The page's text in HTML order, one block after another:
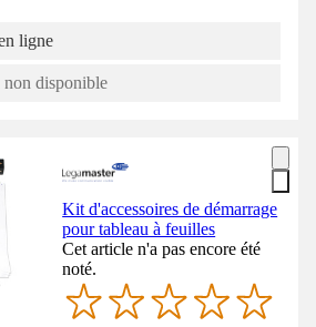
ligne
non disponible
Kit d'accessoires de démarrage
pour tableau à feuilles
Cet article n'a pas encore été
noté.